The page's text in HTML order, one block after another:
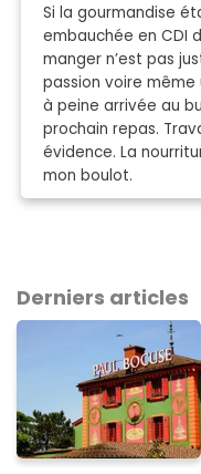
Si la gourmandise
embauchée en CDI
manger n’est pas
passion voire même
à peine arrivée au
prochain repas.
évidence. La
mon boulot.
Derniers articles